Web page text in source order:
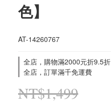
色】
AT-14260767
全店，購物滿2000元折9.5折
全店，訂單滿千免運費
NT$1,499